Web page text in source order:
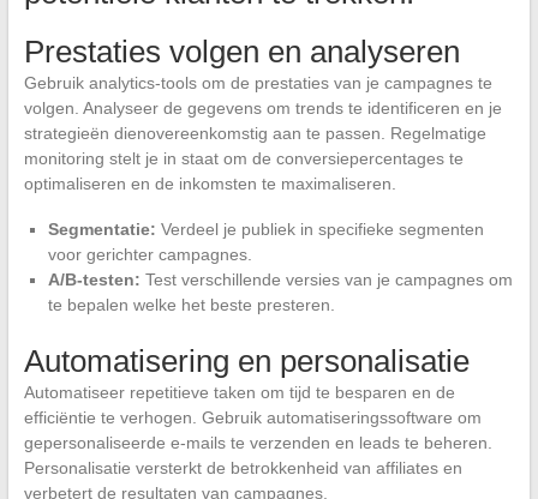
Prestaties volgen en analyseren
Gebruik analytics-tools om de prestaties van je campagnes te
volgen. Analyseer de gegevens om trends te identificeren en je
strategieën dienovereenkomstig aan te passen. Regelmatige
monitoring stelt je in staat om de conversiepercentages te
optimaliseren en de inkomsten te maximaliseren.
Segmentatie: Verdeel je publiek in specifieke segmenten
voor gerichter campagnes.
A/B-testen: Test verschillende versies van je campagnes om
te bepalen welke het beste presteren.
Automatisering en personalisatie
Automatiseer repetitieve taken om tijd te besparen en de
efficiëntie te verhogen. Gebruik automatiseringssoftware om
gepersonaliseerde e-mails te verzenden en leads te beheren.
Personalisatie versterkt de betrokkenheid van affiliates en
verbetert de resultaten van campagnes.